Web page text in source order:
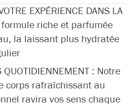
EXPÉRIENCE DANS LA
formule riche et parfumée
la laissant plus hydratée
QUOTIDIENNEMENT : Notre
corps rafraîchissant au
ravira vos sens chaque